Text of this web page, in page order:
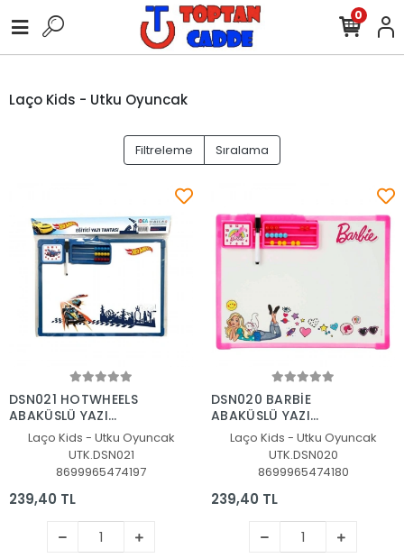
0
Laço Kids - Utku Oyuncak
Filtreleme Sıralama
Sepete Ekle
DSN021 HOTWHEELS
ABAKÜSLÜ YAZI
TAHTASI
Laço Kids - Utku Oyuncak
UTK.DSN021
8699965474197
239,40 TL
Sepete Ekle
DSN020 BARBİE
ABAKÜSLÜ YAZI
TAHTASI
Laço Kids - Utku Oyuncak
UTK.DSN020
8699965474180
239,40 TL